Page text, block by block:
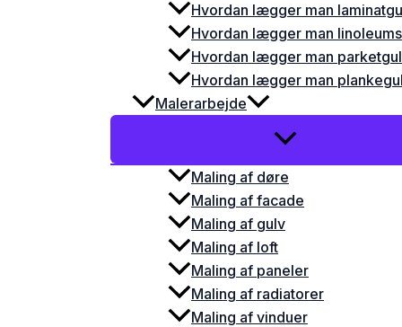
Hvordan lægger man
Hvordan lægger man
Hvordan lægger man
Hvordan lægger man
Malerarbejde
Maling af døre
Maling af facade
Maling af gulv
Maling af loft
Maling af paneler
Maling af radiatorer
Maling af vinduer